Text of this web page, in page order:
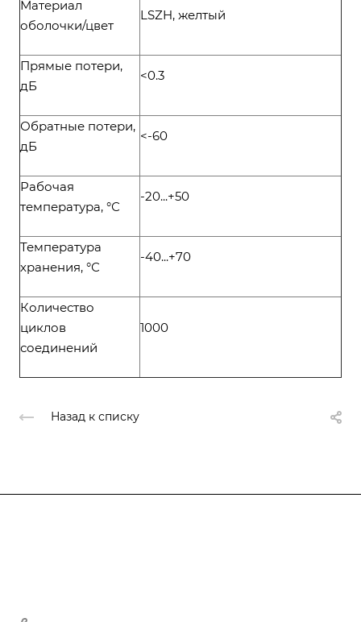
Материал
оболочки/цвет
LSZH, желтый
Прямые потери,
дБ
<0.3
Обратные потери,
дБ
<-60
Рабочая
температура, °С
-20...+50
Температура
хранения, °С
-40...+70
Количество
циклов
соединений
1000
Назад к списку
Услуги